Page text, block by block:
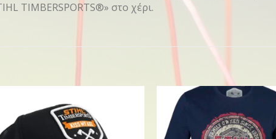
TIMBERSPORTS®» στο χέρι.